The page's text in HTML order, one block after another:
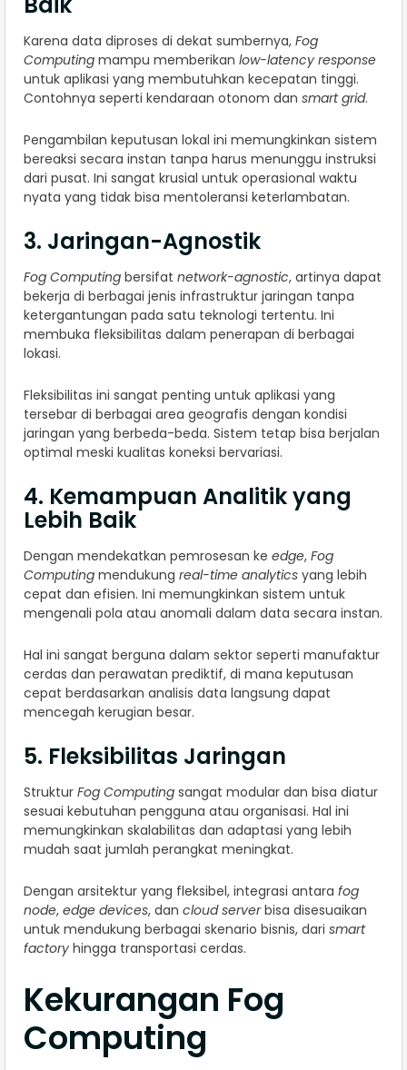
Karena data diproses di dekat sumbernya, Fog
Computing mampu memberikan low-latency response
untuk aplikasi yang membutuhkan kecepatan tinggi.
Contohnya seperti kendaraan otonom dan smart grid.
Pengambilan keputusan lokal ini memungkinkan sistem
bereaksi secara instan tanpa harus menunggu instruksi
dari pusat. Ini sangat krusial untuk operasional waktu
nyata yang tidak bisa mentoleransi keterlambatan.
3. Jaringan-Agnostik
Fog Computing bersifat network-agnostic, artinya dapat
bekerja di berbagai jenis infrastruktur jaringan tanpa
ketergantungan pada satu teknologi tertentu. Ini
membuka fleksibilitas dalam penerapan di berbagai
lokasi.
Fleksibilitas ini sangat penting untuk aplikasi yang
tersebar di berbagai area geografis dengan kondisi
jaringan yang berbeda-beda. Sistem tetap bisa berjalan
optimal meski kualitas koneksi bervariasi.
4. Kemampuan Analitik yang
Lebih Baik
Dengan mendekatkan pemrosesan ke edge, Fog
Computing mendukung real-time analytics yang lebih
cepat dan efisien. Ini memungkinkan sistem untuk
mengenali pola atau anomali dalam data secara instan.
Hal ini sangat berguna dalam sektor seperti manufaktur
cerdas dan perawatan prediktif, di mana keputusan
cepat berdasarkan analisis data langsung dapat
mencegah kerugian besar.
5. Fleksibilitas Jaringan
Struktur Fog Computing sangat modular dan bisa diatur
sesuai kebutuhan pengguna atau organisasi. Hal ini
memungkinkan skalabilitas dan adaptasi yang lebih
mudah saat jumlah perangkat meningkat.
Dengan arsitektur yang fleksibel, integrasi antara fog
node, edge devices, dan cloud serverbisa disesuaikan
untuk mendukung berbagai skenario bisnis, dari smart
factory hingga transportasi cerdas.
Kekurangan Fog
Computing